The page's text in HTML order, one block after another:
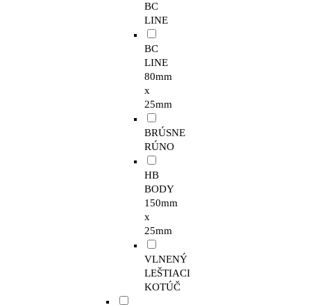
BC
LINE
BC
LINE
80mm
x
25mm
BRÚSNE
RÚNO
HB
BODY
150mm
x
25mm
VLNENÝ
LEŠTIACI
KOTÚČ